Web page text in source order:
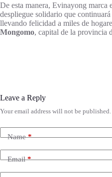
De esta manera, Evinayong marca
despliegue solidario que
llevando felicidad a miles de
Mongomo, capital de la provincia
Leave a Reply
Your email address will not be published.
Name*
Email*